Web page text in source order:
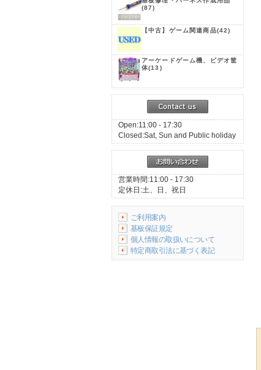
(87)
【中古】ゲーム関連商品(42)
アーケードゲーム機、ビデオ筐
体(13)
Open:11:00 - 17:30
Closed:Sat, Sun and Public holiday
営業時間:11:00 - 17:30
定休日:土、日、祝日
ご利用案内
基板保証規定
個人情報の取扱いについて
特定商取引法に基づく表記